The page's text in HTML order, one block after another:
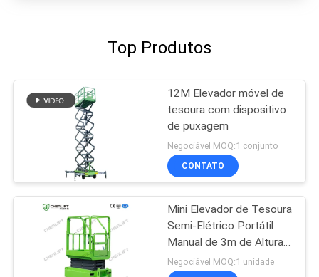
Top Produtos
12M Elevador móvel de
tesoura com dispositivo
de puxagem
Negociável MOQ:1 conjunto
CONTATO
Mini Elevador de Tesoura
Semi-Elétrico Portátil
Manual de 3m de Altura
para Armazém
Negociável MOQ:1 unidade